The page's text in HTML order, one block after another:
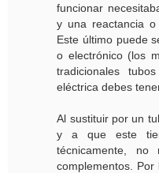
funcionar
y una reactancia o
Este último puede
o electrónico (los
tradicionales
eléctrica debes
Al sustituir por un
y a que este
técnicamente,
complementos.